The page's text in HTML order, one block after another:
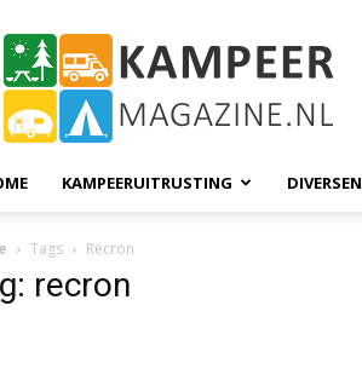
KampeerMagazine
KAMPEERUITRUSTING DIVERSEN
Tags Recron
recron